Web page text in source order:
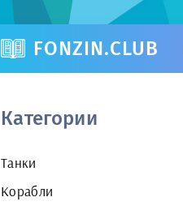
FONZIN.CLUB
Категории
Танки
Корабли